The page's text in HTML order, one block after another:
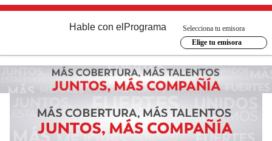
Hable con el Programa
Selecciona tu emisora
Elige tu emisora